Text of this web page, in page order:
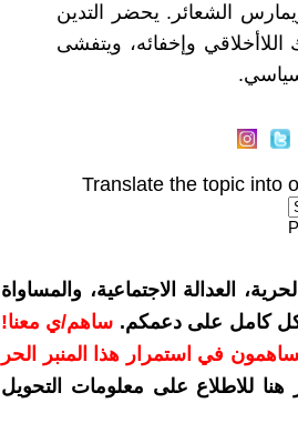
ويمارس الشعائر. يحضر التدين
وإخفائه، ويتفشى
Translate the topic into
العدالة الاجتماعية، والمساواة
كامل على دعمكم. ساهم/ي معنا!
تساهمون في استمرار هذا المنبر الحر
هنا للاطلاع على معلومات التحويل